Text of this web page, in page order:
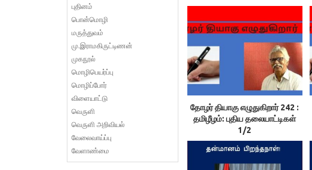
தோழர் தியாகு எழுதுகிறார் 242 :
தமிழீழம்: புதிய தலையாட்டிகள்
1/2
புதினம்
பொன்மொழி
மருத்துவம்
மு.இராமகிருட்டிணன்
முகநூல்
மொழிபெயர்ப்பு
மொழிப்போர்
விளையாட்டு
வெருளி
வெருளி அறிவியல்
வேலைவாய்ப்பு
வேளாண்மை